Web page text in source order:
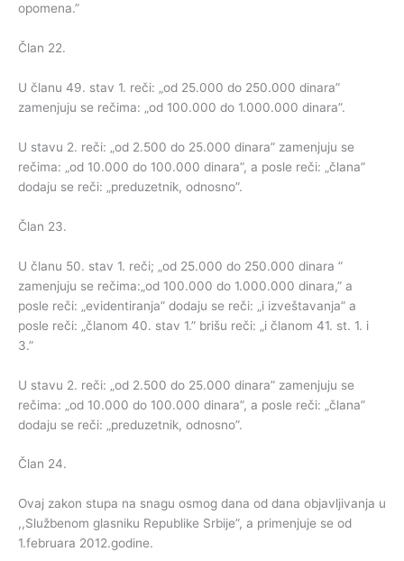
opomena.”
Član 22.
U članu 49. stav 1. reči: „od 25.000 do 250.000 dinara”
zamenjuju se rečima: „od 100.000 do 1.000.000 dinara”.
U stavu 2. reči: „od 2.500 do 25.000 dinara” zamenjuju se
rečima: „od 10.000 do 100.000 dinara”, a posle reči: „člana”
dodaju se reči: „preduzetnik, odnosno”.
Član 23.
U članu 50. stav 1. reči; „od 25.000 do 250.000 dinara ”
zamenjuju se rečima:„od 100.000 do 1.000.000 dinara,” a
posle reči: „evidentiranja” dodaju se reči: „i izveštavanja” a
posle reči: „članom 40. stav 1.” brišu reči: „i članom 41. st. 1. i
3.”
U stavu 2. reči: „od 2.500 do 25.000 dinara” zamenjuju se
rečima: „od 10.000 do 100.000 dinara”, a posle reči: „člana”
dodaju se reči: „preduzetnik, odnosno”.
Član 24.
Ovaj zakon stupa na snagu osmog dana od dana objavljivanja u
,,Službenom glasniku Republike Srbije”, a primenjuje se od
1.februara 2012.godine.